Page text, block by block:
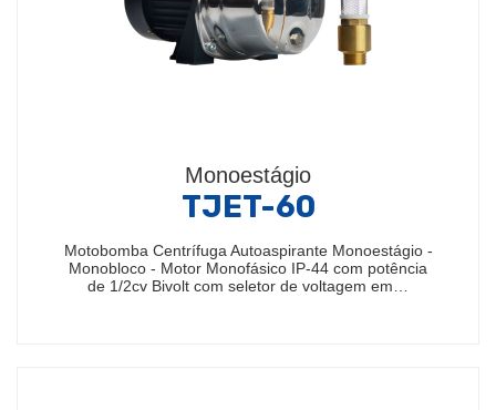
Monoestágio
TJET-60
Motobomba Centrífuga Autoaspirante Monoestágio -
Monobloco - Motor Monofásico IP-44 com potência
de 1/2cv Bivolt com seletor de voltagem em…